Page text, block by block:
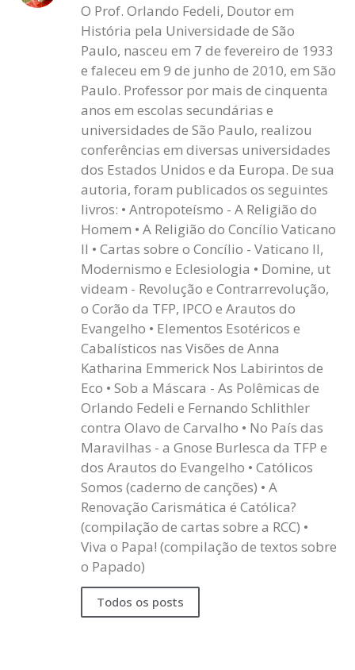
O Prof. Orlando Fedeli, Doutor em
História pela Universidade de São
Paulo, nasceu em 7 de fevereiro de 1933
e faleceu em 9 de junho de 2010, em São
Paulo. Professor por mais de cinquenta
anos em escolas secundárias e
universidades de São Paulo, realizou
conferências em diversas universidades
dos Estados Unidos e da Europa. De sua
autoria, foram publicados os seguintes
livros: • Antropoteísmo - A Religião do
Homem • A Religião do Concílio Vaticano
II • Cartas sobre o Concílio - Vaticano II,
Modernismo e Eclesiologia • Domine, ut
videam - Revolução e Contrarrevolução,
o Corão da TFP, IPCO e Arautos do
Evangelho • Elementos Esotéricos e
Cabalísticos nas Visões de Anna
Katharina Emmerick Nos Labirintos de
Eco • Sob a Máscara - As Polêmicas de
Orlando Fedeli e Fernando Schlithler
contra Olavo de Carvalho • No País das
Maravilhas - a Gnose Burlesca da TFP e
dos Arautos do Evangelho • Católicos
Somos (caderno de canções) • A
Renovação Carismática é Católica?
(compilação de cartas sobre a RCC) •
Viva o Papa! (compilação de textos sobre
o Papado)
Todos os posts